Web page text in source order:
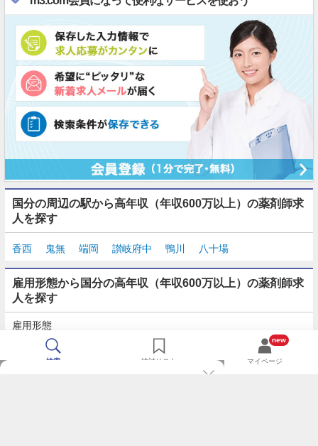
国分の周辺の駅から高年収（年収600万以上）の薬剤師求
人を探す
香西 鬼無 端岡 讃岐府中 鴨川 八十場
雇用形態から国分の高年収（年収600万以上）の薬剤師求
人を探す
雇用形態
契約社員 パート・アルバイト
検索 検討リスト
new
マイページ